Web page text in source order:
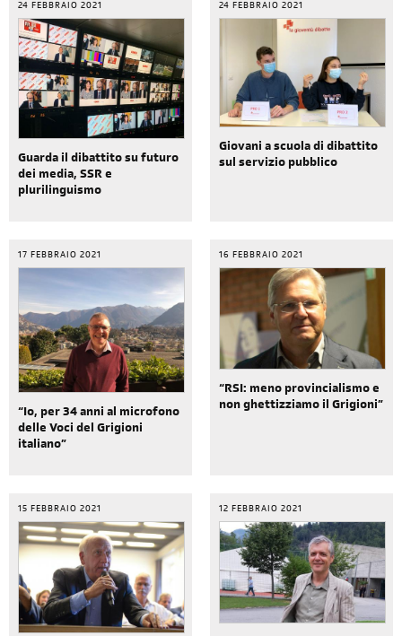
24 FEBBRAIO 2021
Guarda il dibattito su futuro
dei media, SSR e
plurilinguismo
24 FEBBRAIO 2021
Giovani a scuola di dibattito
sul servizio pubblico
17 FEBBRAIO 2021
“Io, per 34 anni al microfono
delle Voci del Grigioni
italiano”
16 FEBBRAIO 2021
“RSI: meno provincialismo e
non ghettizziamo il Grigioni”
15 FEBBRAIO 2021 12 FEBBRAIO 2021